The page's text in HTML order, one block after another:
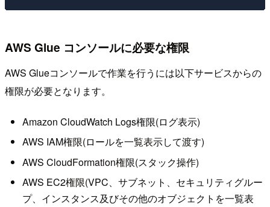
AWS Glue コンソールに必要な権限
AWS Glueコンソールで作業を行うには以下サービスからの
権限が必要となります。
Amazon CloudWatch Logs権限(ログ表示)
AWS IAM権限(ロールを一覧表示して渡す)
AWS CloudFormation権限(スタック操作)
AWS EC2権限(VPC、サブネット、セキュリティグルー
プ、インスタンス及びその他のオブジェクトを一覧表